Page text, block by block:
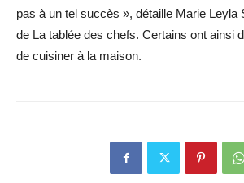
pas à un tel succès », détaille Marie Leyla
de La tablée des chefs. Certains ont ainsi
de cuisiner à la maison.